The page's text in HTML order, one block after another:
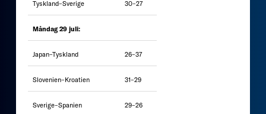
Tyskland–Sverige 30–27
Måndag 29 juli:
Japan–Tyskland 26–37
Slovenien–Kroatien 31–29
Sverige–Spanien 29–26